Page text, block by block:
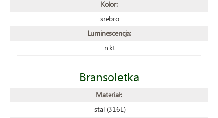
Kolor:
srebro
Luminescencja:
nikt
Bransoletka
Materiał:
stal (316L)